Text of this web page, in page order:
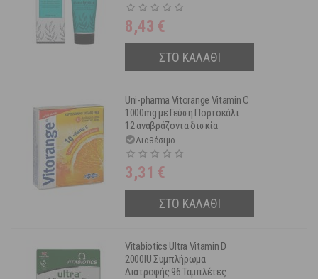
8,43 €
ΣΤΟ ΚΑΛΑΘΙ
Uni-pharma Vitorange Vitamin C
1000mg με Γεύση Πορτοκάλι
12 αναβράζοντα δισκία
Διαθέσιμο
3,31 €
ΣΤΟ ΚΑΛΑΘΙ
Vitabiotics Ultra Vitamin D
2000IU Συμπλήρωμα
Διατροφής 96 Ταμπλέτες